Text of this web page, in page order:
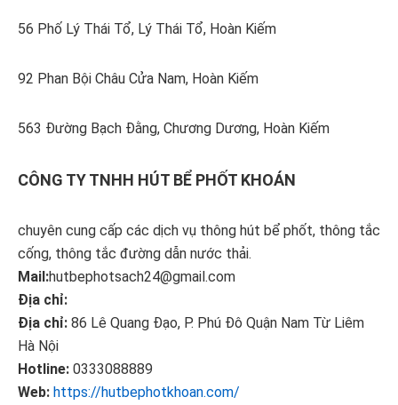
56 Phố Lý Thái Tổ, Lý Thái Tổ, Hoàn Kiếm
92 Phan Bội Châu Cửa Nam, Hoàn Kiếm
563 Đường Bạch Đằng, Chương Dương, Hoàn Kiếm
CÔNG TY TNHH HÚT BỂ PHỐT KHOÁN
chuyên cung cấp các dịch vụ thông hút bể phốt, thông tắc
cống, thông tắc đường dẫn nước thải.
Mail:hutbephotsach24@gmail.com
Địa chỉ:
Địa chỉ: 86 Lê Quang Đạo, P. Phú Đô Quận Nam Từ Liêm
Hà Nội
Hotline: 0333088889
Web: https://hutbephotkhoan.com/